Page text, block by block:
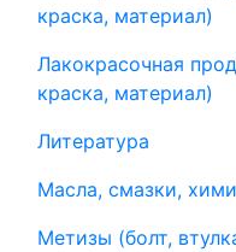
краска, материал)
Лакокрасочная
краска, материал)
Литература
Масла, смазки,
Метизы (болт,